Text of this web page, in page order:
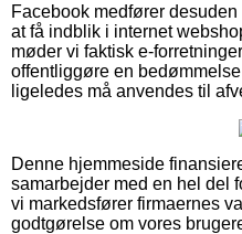
Facebook medfører
at få indblik i internet
møder vi faktisk e-
offentliggøre en
ligeledes må anvendes til
Denne hjemmeside
samarbejder med en hel del
vi markedsfører firmaernes
godtgørelse om vores